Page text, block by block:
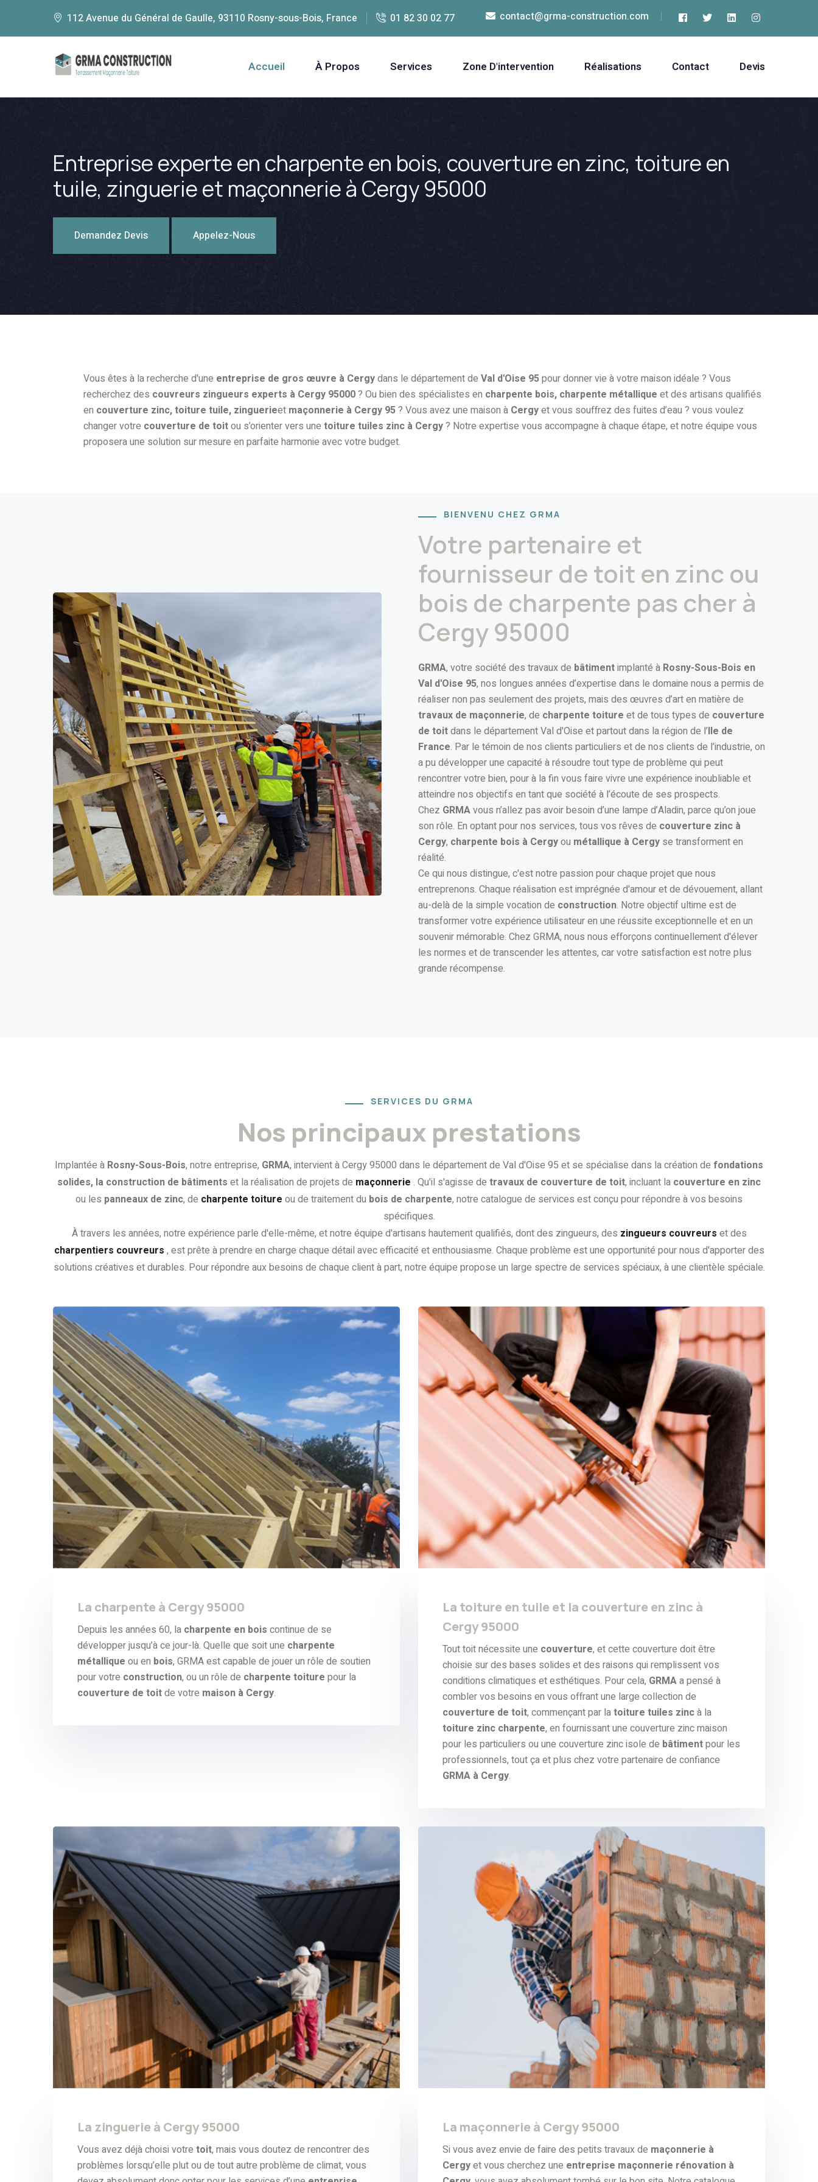
112 Avenue du Général de Gaulle, 93110 Rosny-sous-Bois, France 01 82 30 02 77 contact@grma-construction.com
Accueil À Propos Services Zone D'intervention Réalisations Contact Devis
Entreprise experte en charpente en bois, couverture en zinc, toiture en
tuile, zinguerie et maçonnerie à Cergy 95000
Demandez Devis Appelez-Nous
Vous êtes à la recherche d'une entreprise de gros œuvre à Cergydans le département de Val d'Oise 95pour donner vie à votre maison idéale ? Vous
recherchez des couvreurs zingueurs experts à Cergy 95000? Ou bien des spécialistes en charpente bois, charpente métallique et des artisans qualifiés
en couverture zinc, toiture tuile, zinguerieet maçonnerie à Cergy 95? Vous avez une maison à Cergyet vous souffrez des fuites d’eau ? vous voulez
changer votre couverture de toitou s’orienter vers une toiture tuiles zinc à Cergy? Notre expertise vous accompagne à chaque étape, et notre équipe vous
proposera une solution sur mesure en parfaite harmonie avec votre budget.
BIENVENU CHEZ GRMA
Votre partenaire et
fournisseur de toit en zinc ou
bois de charpente pas cher à
Cergy 95000
GRMA, votre société des travaux de bâtimentimplanté à Rosny-Sous-Bois en
Val d'Oise 95, nos longues années d’expertise dans le domaine nous a permis de
réaliser non pas seulement des projets, mais des œuvres d’art en matière de
travaux de maçonnerie, de charpente toiture et de tous types de couverture
de toitdans le département Val d'Oise et partout dans la région de l’Ile de
France. Par le témoin de nos clients particuliers et de nos clients de l’industrie, on
a pu développer une capacité à résoudre tout type de problème qui peut
rencontrer votre bien, pour à la fin vous faire vivre une expérience inoubliable et
atteindre nos objectifs en tant que société à l’écoute de ses prospects.
Chez GRMAvous n’allez pas avoir besoin d’une lampe d’Aladin, parce qu’on joue
son rôle. En optant pour nos services, tous vos rêves de couverture zinc à
Cergy, charpente bois à Cergyou métallique à Cergy se transforment en
réalité.
Ce qui nous distingue, c'est notre passion pour chaque projet que nous
entreprenons. Chaque réalisation est imprégnée d'amour et de dévouement, allant
au-delà de la simple vocation de construction. Notre objectif ultime est de
transformer votre expérience utilisateur en une réussite exceptionnelle et en un
souvenir mémorable. Chez GRMA, nous nous efforçons continuellement d'élever
les normes et de transcender les attentes, car votre satisfaction est notre plus
grande récompense.
SERVICES DU GRMA
Nos principaux prestations
Implantée à Rosny-Sous-Bois, notre entreprise, GRMA, intervient à Cergy 95000 dans le département de Val d'Oise 95 et se spécialise dans la création de fondations
solides, la construction de bâtiments et la réalisation de projets de maçonnerie . Qu'il s'agisse de travaux de couverture de toit, incluant la couverture en zinc
ou les panneaux de zinc, de charpente toiture ou de traitement du bois de charpente, notre catalogue de services est conçu pour répondre à vos besoins
spécifiques.
À travers les années, notre expérience parle d'elle-même, et notre équipe d'artisans hautement qualifiés, dont des zingueurs, des zingueurs couvreurs et des
charpentiers couvreurs , est prête à prendre en charge chaque détail avec efficacité et enthousiasme. Chaque problème est une opportunité pour nous d'apporter des
solutions créatives et durables. Pour répondre aux besoins de chaque client à part, notre équipe propose un large spectre de services spéciaux, à une clientèle spéciale.
La charpente à Cergy 95000
Depuis les années 60, la charpente en bois continue de se
développer jusqu’à ce jour-là. Quelle que soit une charpente
métallique ou en bois, GRMA est capable de jouer un rôle de soutien
pour votre construction, ou un rôle de charpente toiture pour la
couverture de toitde votre maison à Cergy.
La toiture en tuile et la couverture en zinc à
Cergy 95000
Tout toit nécessite une couverture, et cette couverture doit être
choisie sur des bases solides et des raisons qui remplissent vos
conditions climatiques et esthétiques. Pour cela, GRMAa pensé à
combler vos besoins en vous offrant une large collection de
couverture de toit, commençant par latoiture tuiles zincà la
toiture zinc charpente, en fournissant une couverture zinc maison
pour les particuliers ou une couverture zinc isole de bâtimentpour les
professionnels, tout ça et plus chez votre partenaire de confiance
GRMA à Cergy.
La zinguerie à Cergy 95000
Vous avez déjà choisi votre toit, mais vous doutez de rencontrer des
problèmes lorsqu’elle plut ou de tout autre problème de climat, vous
La maçonnerie à Cergy 95000
Si vous avez envie de faire des petits travaux de maçonnerie à
Cergyet vous cherchez une entreprise maçonnerie rénovation à